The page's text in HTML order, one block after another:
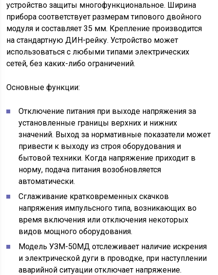
устройство защиты многофункциональное. Ширина
прибора соответствует размерам типового двойного
модуля и составляет 35 мм. Крепление производится
на стандартную ДИН-рейку. Устройство может
использоваться с любыми типами электрических
сетей, без каких-либо ограничений.
Основные функции:
Отключение питания при выходе напряжения за
установленные границы верхних и нижних
значений. Выход за нормативные показатели может
привести к выходу из строя оборудования и
бытовой техники. Когда напряжение приходит в
норму, подача питания возобновляется
автоматически.
Сглаживание кратковременных скачков
напряжения импульсного типа, возникающих во
время включения или отключения некоторых
видов мощного оборудования.
Модель УЗМ-50МД отслеживает наличие искрения
и электрической дуги в проводке, при наступлении
аварийной ситуации отключает напряжение.